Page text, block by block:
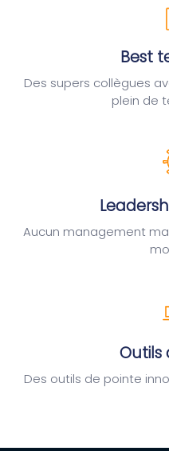
Best
Des supers collègues
plein de
Aucun management
Outils
Des outils de pointe